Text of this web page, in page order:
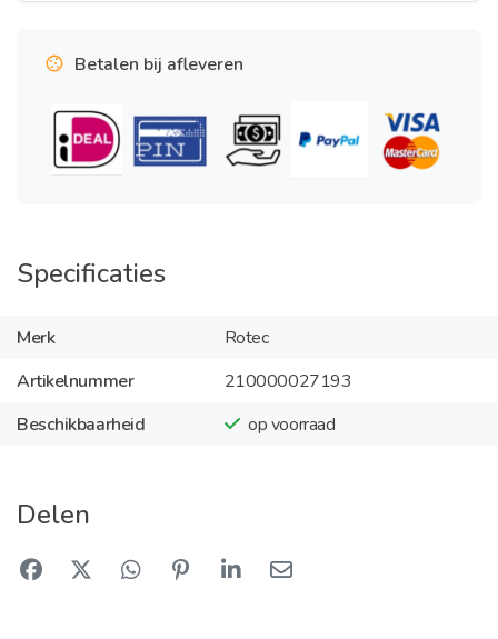
Betalen bij afleveren
Specificaties
Merk
Rotec
Artikelnummer
210000027193
Beschikbaarheid
op voorraad
Delen